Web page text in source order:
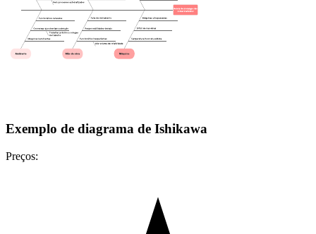
Exemplo de diagrama de Ishikawa
Preços: